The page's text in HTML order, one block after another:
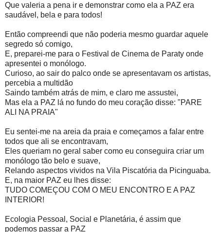
Que valeria a pena ir e demonstrar como ela a PAZ era
saudável, bela e para todos!
Então compreendi que não poderia mesmo guardar aquele
segredo só comigo,
E, preparei-me para o Festival de Cinema de Paraty onde
apresentei o monólogo.
Curioso, ao sair do palco onde se apresentavam os artistas,
percebia a multidão
Saindo também atrás de mim, e claro me assustei,
Mas ela a PAZ lá no fundo do meu coração disse: "PARE
ALI NA PRAIA"
Eu sentei-me na areia da praia e começamos a falar entre
todos que ali se encontravam,
Eles queriam no geral saber como eu conseguira criar um
monólogo tão belo e suave,
Relando aspectos vividos na Vila Piscatória da Picinguaba.
E, na maior PAZ eu lhes disse:
TUDO COMEÇOU COM O MEU ENCONTRO E A PAZ
INTERIOR!
Ecologia Pessoal, Social e Planetária, é assim que
podemos passar a PAZ